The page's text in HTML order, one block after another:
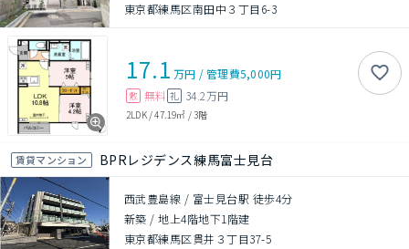
東京都練馬区南田中３丁目6-3
17.1 万円 /管理費5,000円
敷 無料 礼 34.2万円
2LDK/47.19㎡ /3階
賃貸マンション BPRレジデンス練馬富士見台
西武豊島線 / 富士見台駅 徒歩4分
新築 /地上4階地下1階建
東京都練馬区貫井３丁目37-5